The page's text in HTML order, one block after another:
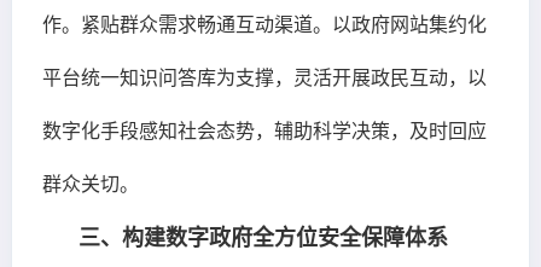
作。紧贴群众需求畅通互动渠道。以政府网站集约化
平台统一知识问答库为支撑，灵活开展政民互动，以
数字化手段感知社会态势，辅助科学决策，及时回应
群众关切。
三、构建数字政府全方位安全保障体系